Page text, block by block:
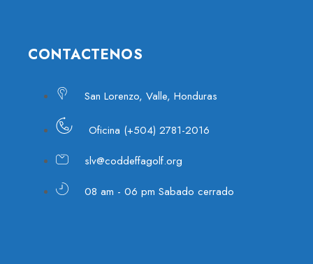
CONTACTENOS
San Lorenzo, Valle, Honduras
Oficina (+504) 2781-2016
slv@coddeffagolf.org
08 am - 06 pm Sabado cerrado